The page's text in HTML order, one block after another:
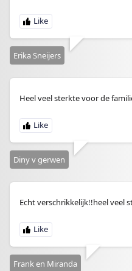
Erika Sneijers
Heel veel sterkte voor de
Diny v gerwen
Echt verschrikkelijk!!heel veel
Frank en Miranda